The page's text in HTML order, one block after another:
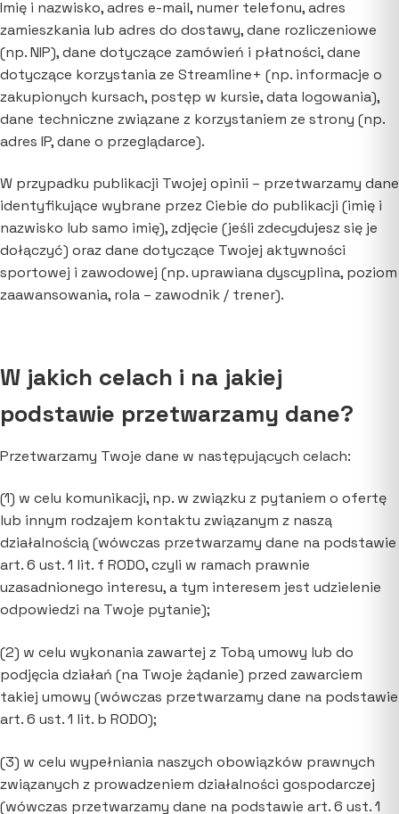
Imię i nazwisko, adres e-mail, numer telefonu, adres
zamieszkania lub adres do dostawy, dane rozliczeniowe
(np. NIP), dane dotyczące zamówień i płatności, dane
dotyczące korzystania ze Streamline+ (np. informacje o
zakupionych kursach, postęp w kursie, data logowania),
dane techniczne związane z korzystaniem ze strony (np.
adres IP, dane o przeglądarce).
W przypadku publikacji Twojej opinii – przetwarzamy dane
identyfikujące wybrane przez Ciebie do publikacji (imię i
nazwisko lub samo imię), zdjęcie (jeśli zdecydujesz się je
dołączyć) oraz dane dotyczące Twojej aktywności
sportowej i zawodowej (np. uprawiana dyscyplina, poziom
zaawansowania, rola – zawodnik / trener).
W jakich celach i na jakiej
podstawie przetwarzamy dane?
Przetwarzamy Twoje dane w następujących celach:
(1) w celu komunikacji, np. w związku z pytaniem o ofertę
lub innym rodzajem kontaktu związanym z naszą
działalnością (wówczas przetwarzamy dane na podstawie
art. 6 ust. 1 lit. f RODO, czyli w ramach prawnie
uzasadnionego interesu, a tym interesem jest udzielenie
odpowiedzi na Twoje pytanie);
(2) w celu wykonania zawartej z Tobą umowy lub do
podjęcia działań (na Twoje żądanie) przed zawarciem
takiej umowy (wówczas przetwarzamy dane na podstawie
art. 6 ust. 1 lit. b RODO);
(3) w celu wypełniania naszych obowiązków prawnych
związanych z prowadzeniem działalności gospodarczej
(wówczas przetwarzamy dane na podstawie art. 6 ust. 1